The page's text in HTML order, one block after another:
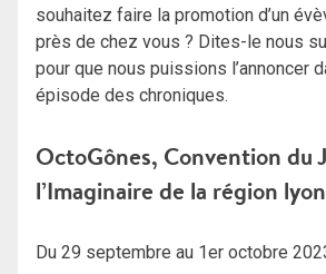
souhaitez faire la promotion d’un
près de chez vous ? Dites-le nous
pour que nous puissions l’annoncer
épisode des chroniques.
OctoGônes, Convention du
l’Imaginaire de la région
Du 29 septembre au 1er octobre